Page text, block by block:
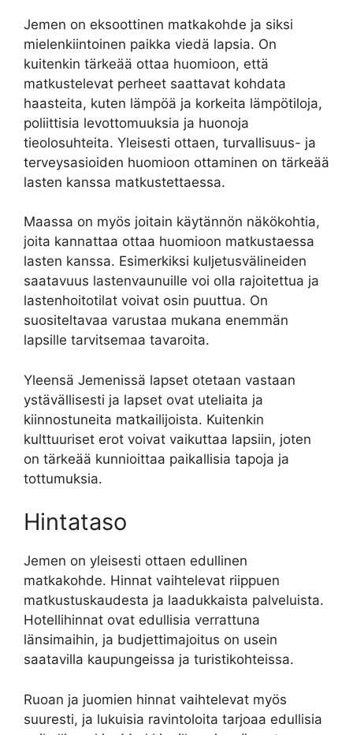
Jemen on eksoottinen matkakohde ja siksi
mielenkiintoinen paikka viedä lapsia. On
kuitenkin tärkeää ottaa huomioon, että
matkustelevat perheet saattavat kohdata
haasteita, kuten lämpöä ja korkeita lämpötiloja,
poliittisia levottomuuksia ja huonoja
tieolosuhteita. Yleisesti ottaen, turvallisuus- ja
terveysasioiden huomioon ottaminen on tärkeää
lasten kanssa matkustettaessa.
Maassa on myös joitain käytännön näkökohtia,
joita kannattaa ottaa huomioon matkustaessa
lasten kanssa. Esimerkiksi kuljetusvälineiden
saatavuus lastenvaunuille voi olla rajoitettua ja
lastenhoitotilat voivat osin puuttua. On
suositeltavaa varustaa mukana enemmän
lapsille tarvitsemaa tavaroita.
Yleensä Jemenissä lapset otetaan vastaan
ystävällisesti ja lapset ovat uteliaita ja
kiinnostuneita matkailijoista. Kuitenkin
kulttuuriset erot voivat vaikuttaa lapsiin, joten
on tärkeää kunnioittaa paikallisia tapoja ja
tottumuksia.
Hintataso
Jemen on yleisesti ottaen edullinen
matkakohde. Hinnat vaihtelevat riippuen
matkustuskaudesta ja laadukkaista palveluista.
Hotellihinnat ovat edullisia verrattuna
länsimaihin, ja budjettimajoitus on usein
saatavilla kaupungeissa ja turistikohteissa.
Ruoan ja juomien hinnat vaihtelevat myös
suuresti, ja lukuisia ravintoloita tarjoaa edullisia